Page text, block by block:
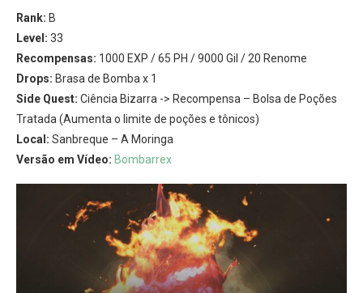
Rank: B
Level: 33
Recompensas: 1000 EXP / 65 PH / 9000 Gil / 20 Renome
Drops: Brasa de Bomba x 1
Side Quest: Ciência Bizarra -> Recompensa – Bolsa de Poções
Tratada (Aumenta o limite de poções e tônicos)
Local: Sanbreque – A Moringa
Versão em Vídeo: Bombarrex